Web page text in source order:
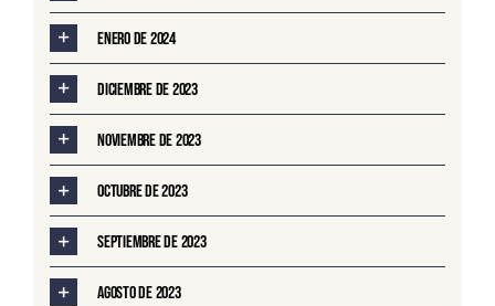
Enero de 2024
Diciembre de 2023
Noviembre de 2023
Octubre de 2023
Septiembre de 2023
Agosto de 2023